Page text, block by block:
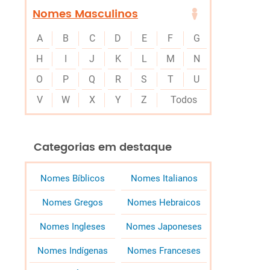
Nomes Masculinos
A B C D E F
G
H
I J K L M
N
O
P Q R S T
U
V
W X Y Z Todos
Categorias em destaque
Nomes Bíblicos Nomes Italianos
Nomes Gregos Nomes Hebraicos
Nomes Ingleses Nomes Japoneses
Nomes Indígenas Nomes Franceses